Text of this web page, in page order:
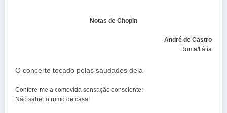
Notas de Chopin
André de Castro
Roma/Itália
O concerto tocado pelas saudades dela
Confere-me a comovida sensação consciente:
Não saber o rumo de casa!